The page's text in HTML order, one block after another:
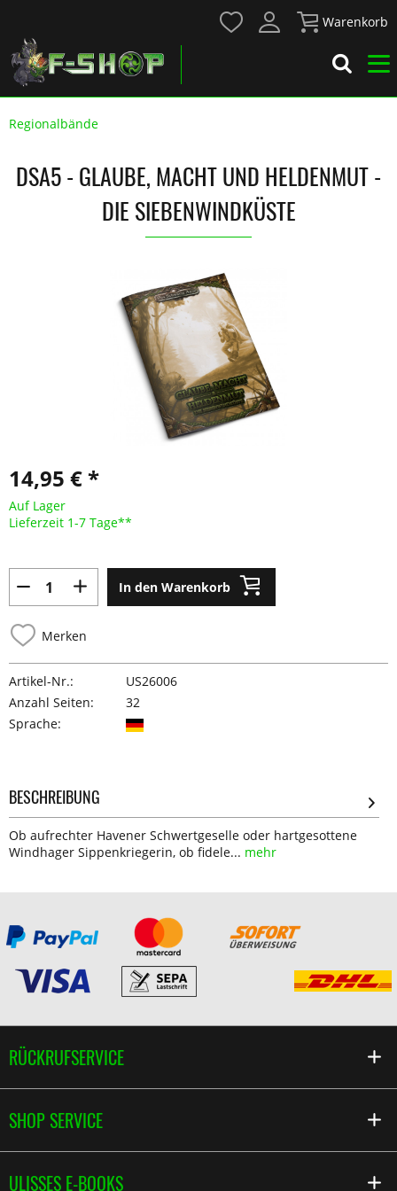
Warenkorb
Regionalbände
DSA5 - GLAUBE, MACHT UND HELDENMUT -
DIE SIEBENWINDKÜSTE
14,95 € *
Auf Lager
Lieferzeit 1-7 Tage**
In den Warenkorb
Merken
Artikel-Nr.:
US26006
Anzahl Seiten:
32
Sprache:
BESCHREIBUNG
Ob aufrechter Havener Schwertgeselle oder hartgesottene
Windhager Sippenkriegerin, ob fidele... mehr
RÜCKRUFSERVICE
SHOP SERVICE
ULISSES E-BOOKS